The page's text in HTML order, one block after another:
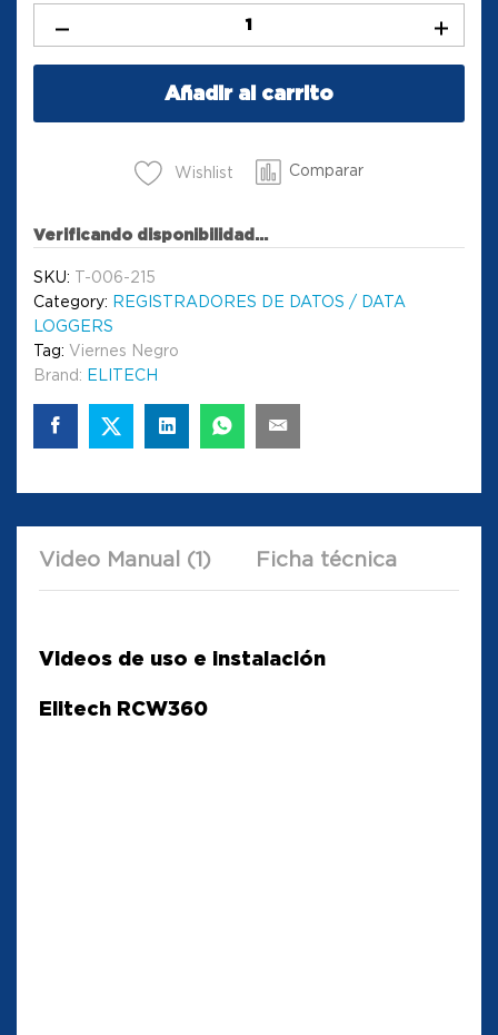
Añadir al carrito
Wishlist Comparar
Verificando disponibilidad...
SKU: T-006-215
Category: REGISTRADORES DE DATOS / DATA
LOGGERS
Tag: Viernes Negro
Brand: ELITECH
Video Manual (1) Ficha técnica
Videos de uso e instalación
Elitech RCW360